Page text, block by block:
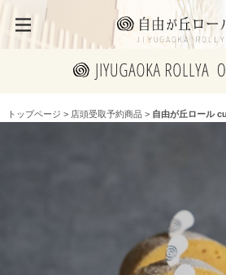
トップページ > 店頭受取予約商品> 自由が丘ロール